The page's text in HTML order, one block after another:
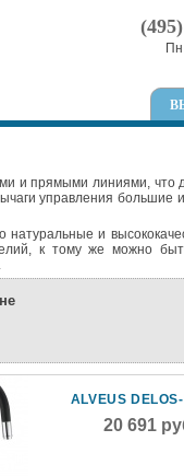
и прямыми линиями, что
управления большие
натуральные и
к тому же можно
ALVEUS
20 691
(495)